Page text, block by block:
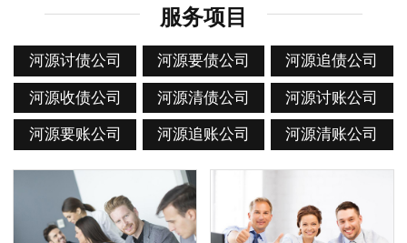
服务项目
河源讨债公司 河源要债公司 河源追债公司
河源收债公司 河源清债公司 河源讨账公司
河源要账公司 河源追账公司 河源清账公司